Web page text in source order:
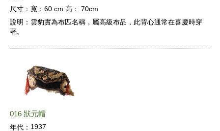
尺寸： 寬：60 cm 高： 70cm
說明： 雲豹實為布匹名稱，屬高級布品，此背心通常在喜慶時穿
著。
016 狀元帽
年代： 1937